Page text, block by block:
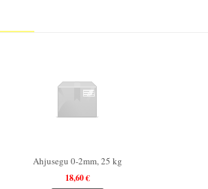
Ahjusegu 0-2mm, 25 kg
18,60 €